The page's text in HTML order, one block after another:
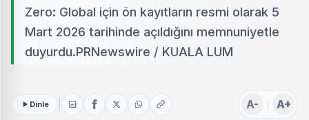
Zero: Global için ön kayıtların resmi olarak 5
Mart 2026 tarihinde açıldığını memnuniyetle
duyurdu.PRNewswire / KUALA LUM
Dinle A- A+